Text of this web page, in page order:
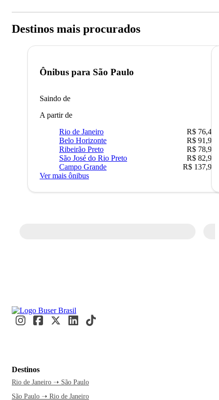
Destinos mais procurados
Ônibus para São Paulo
Saindo de
A partir de
Rio de Janeiro
R$ 76,42
Belo Horizonte
R$ 91,90
Ribeirão Preto
R$ 78,90
São José do Rio Preto
R$ 82,90
Campo Grande
R$ 137,90
Ver mais ônibus
Destinos
Rio de Janeiro ➝ São Paulo
São Paulo ➝ Rio de Janeiro